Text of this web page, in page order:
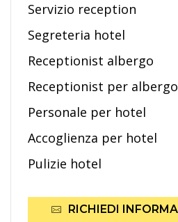
Servizio reception
Segreteria hotel
Receptionist albergo
Receptionist per albergo
Personale per hotel
Accoglienza per hotel
Pulizie hotel
RICHIEDI